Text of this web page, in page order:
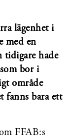
lägenhet i
med en
tidigare hade
bor i
område
fanns bara ett
FFAB:s